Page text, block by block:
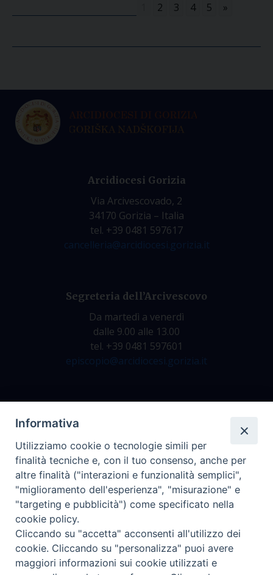
2 3 4 5 »
Arcidiocesi Gorizia
Via Arcivescovado, 2
34170 Gorizia – Italia
tel. +39 0481 597617
cancelleria@arcidiocesi.gorizia.it
Segreteria dell’Arcivescovo
Da martedì a venerdì
dalle 9.00 alle 13.00
tel. +39 0481 597601
episcopio@arcidiocesi.gorizia.it
dalle 9.00 alle 12.30
tel. +39 0481 597628
archivio@arcidiocesi.gorizia.it
Ufficio Comunicazioni Sociali
tel. +39 0481 531663
ucs@arcidiocesi.gorizia.it
Informativa
Utilizziamo cookie o tecnologie simili per
finalità tecniche e, con il tuo consenso, anche per
altre finalità ("interazioni e funzionalità semplici",
"miglioramento dell'esperienza", "misurazione" e
"targeting e pubblicità") come specificato nella
cookie policy.
Cliccando su "accetta" acconsenti all'utilizzo dei
cookie. Cliccando su "personalizza" puoi avere
maggiori informazioni sui cookie utilizzati e